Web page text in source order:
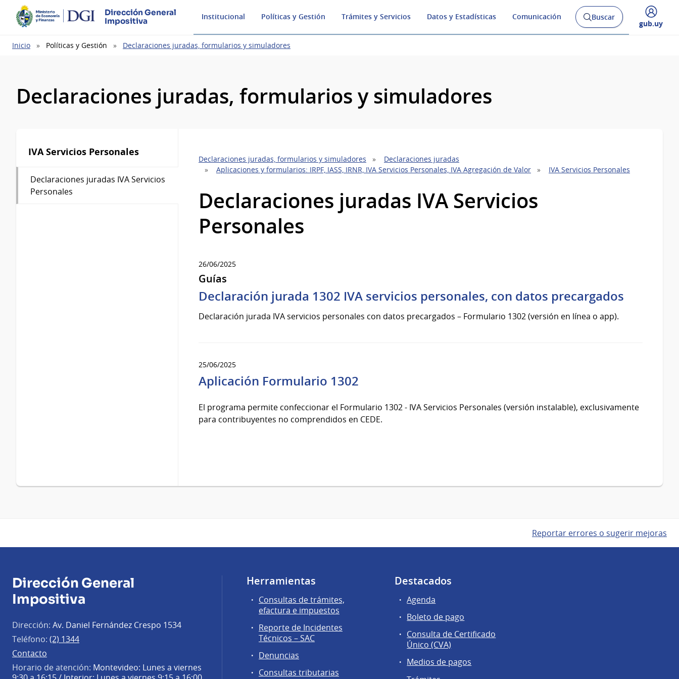
Dirección General
Impositiva
Institucional Políticas y Gestión Trámites y Servicios Datos y Estadísticas Comunicación
Abrir
buscador
Buscar
Desplegar
gub.uy
Ruta
Inicio Políticas y Gestión Declaraciones juradas, formularios y simuladores
Declaraciones juradas, formularios y simuladores
IVA Servicios Personales
Declaraciones juradas IVA Servicios
Personales
Declaraciones juradas, formularios y simuladores
Declaraciones juradas
Aplicaciones y formularios: IRPF, IASS, IRNR, IVA Servicios Personales, IVA Agregación de Valor
IVA Servicios Personales
Declaraciones juradas IVA Servicios
Personales
26/06/2025
Guías
Declaración jurada 1302 IVA servicios personales, con datos precargados
Declaración jurada IVA servicios personales con datos precargados – Formulario 1302 (versión en línea o app).
25/06/2025
Aplicación Formulario 1302
El programa permite confeccionar el Formulario 1302 - IVA Servicios Personales (versión instalable), exclusivamente
para contribuyentes no comprendidos en CEDE.
Reportar errores o sugerir mejoras
Dirección General
Impositiva
Dirección: Av. Daniel Fernández Crespo 1534
Teléfono: (2) 1344
Contacto
Horario de atención: Montevideo: Lunes a viernes
Herramientas
Consultas de trámites,
efactura e impuestos
Reporte de Incidentes
Técnicos – SAC
Denuncias
Consultas tributarias
Destacados
Agenda
Boleto de pago
Consulta de Certificado
Único (CVA)
Medios de pagos